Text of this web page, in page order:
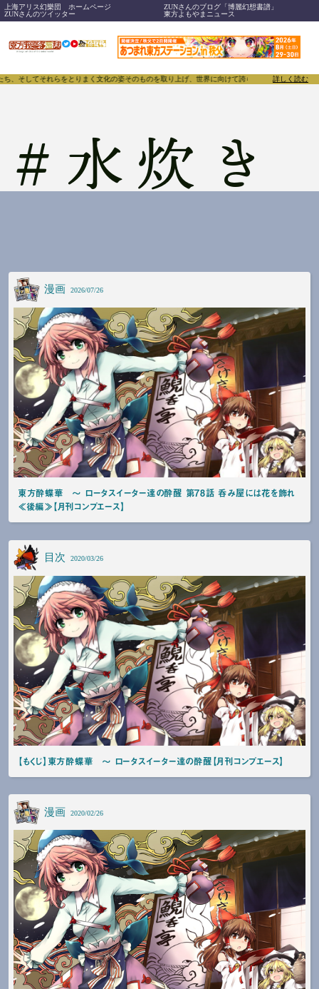
上海アリス幻樂団 ホームページ
ZUNさんのブログ「博麗幻想書譜」
ZUNさんのツイッター
東方よもやまニュース
それらをとりまく文化の姿そのものを取り上げ、世界に向けて誇らしく発信することで、
詳しく読む
# 水炊き
漫画 2026/07/26
東方酔蝶華 〜 ロータスイーター達の酔醒 第78話 呑み屋には花を飾れ
≪後編≫【月刊コンプエース】
目次 2020/03/26
【もくじ】東方酔蝶華 〜 ロータスイーター達の酔醒【月刊コンプエース】
漫画 2020/02/26